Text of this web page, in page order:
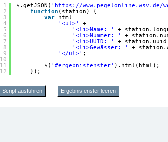
1
2
3
4
5
6
7
8
9
10
11
12
$.getJSON( ' https://www.pegelonline.wsv.de/
function (station) {
var
html =
'<ul>'
+
'<li>Name: '
+
'<li>Nummer: '
+
'<li>UUID: '
+ station.uuid
'<li>Gewässer: '
+
'</ul>' ;
$( '#ergebnisfenster' ).html(html);
});
Script ausführen Ergebnisfenster leeren